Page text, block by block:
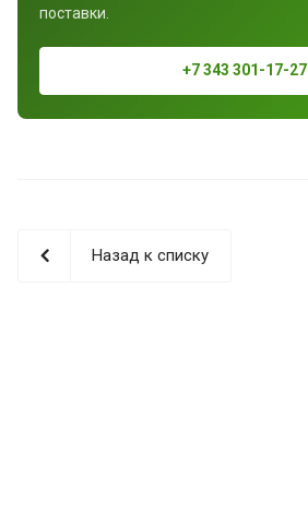
поставки.
+7 343 301-17-27
Назад к списку